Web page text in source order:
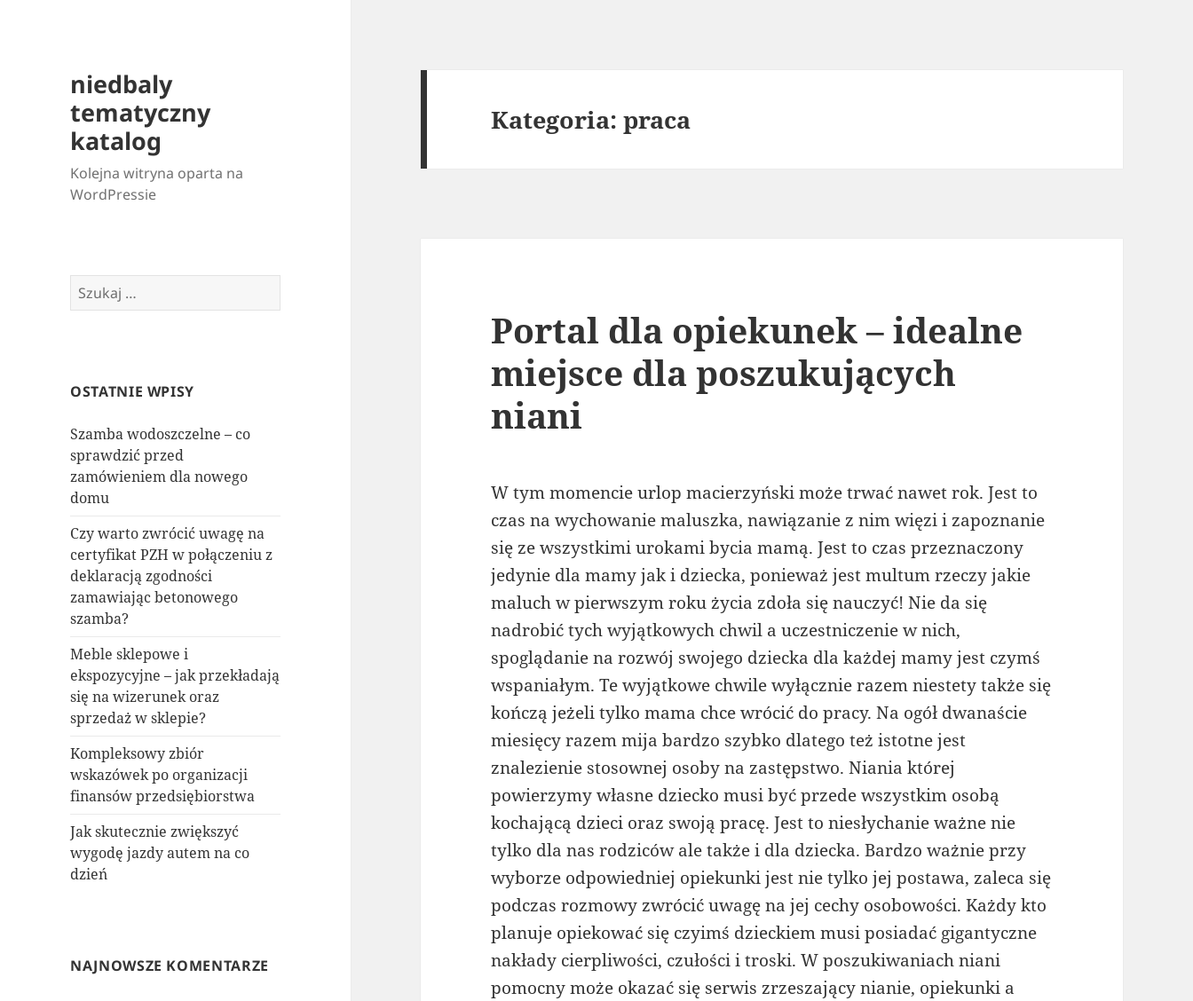
niedbaly
tematyczny
katalog
Kolejna witryna oparta na
WordPressie
Szukaj:
OSTATNIE WPISY
Szamba wodoszczelne – co
sprawdzić przed
zamówieniem dla nowego
domu
Czy warto zwrócić uwagę na
certyfikat PZH w połączeniu z
deklaracją zgodności
zamawiając betonowego
szamba?
Meble sklepowe i
ekspozycyjne – jak przekładają
się na wizerunek oraz
sprzedaż w sklepie?
Kompleksowy zbiór
wskazówek po organizacji
finansów przedsiębiorstwa
Jak skutecznie zwiększyć
wygodę jazdy autem na co
dzień
NAJNOWSZE KOMENTARZE
Kategoria:praca
Portal dla opiekunek – idealne
miejsce dla poszukujących
niani
W tym momencie urlop macierzyński może trwać nawet rok. Jest to
czas na wychowanie maluszka, nawiązanie z nim więzi i zapoznanie
się ze wszystkimi urokami bycia mamą. Jest to czas przeznaczony
jedynie dla mamy jak i dziecka, ponieważ jest multum rzeczy jakie
maluch w pierwszym roku życia zdoła się nauczyć! Nie da się
nadrobić tych wyjątkowych chwil a uczestniczenie w nich,
spoglądanie na rozwój swojego dziecka dla każdej mamy jest czymś
wspaniałym. Te wyjątkowe chwile wyłącznie razem niestety także się
kończą jeżeli tylko mama chce wrócić do pracy. Na ogół dwanaście
miesięcy razem mija bardzo szybko dlatego też istotne jest
znalezienie stosownej osoby na zastępstwo. Niania której
powierzymy własne dziecko musi być przede wszystkim osobą
kochającą dzieci oraz swoją pracę. Jest to niesłychanie ważne nie
tylko dla nas rodziców ale także i dla dziecka. Bardzo ważnie przy
wyborze odpowiedniej opiekunki jest nie tylko jej postawa, zaleca się
podczas rozmowy zwrócić uwagę na jej cechy osobowości. Każdy kto
planuje opiekować się czyimś dzieckiem musi posiadać gigantyczne
nakłady cierpliwości, czułości i troski. W poszukiwaniach niani
pomocny może okazać się serwis zrzeszający nianie, opiekunki a